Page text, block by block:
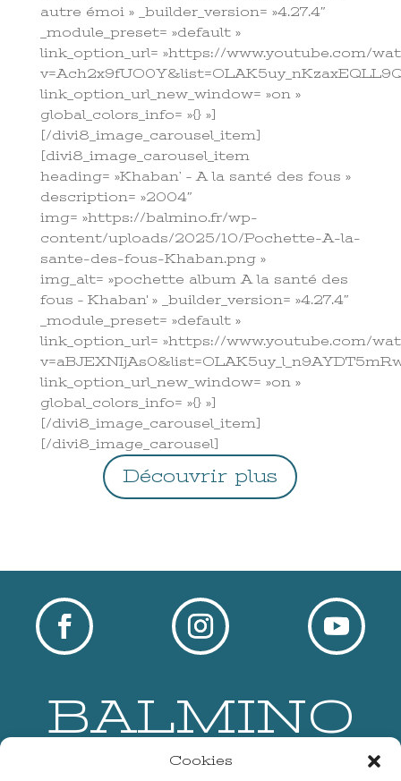
Cookies
autre émoi » _builder_version= »4.27.4″
_module_preset= »default »
link_option_url= »https://www.youtube.com/
link_option_url_new_window= »on »
global_colors_info= »{} »]
[/divi8_image_carousel_item]
[divi8_image_carousel_item
heading= »Khaban’ – A la santé des fous »
description= »2004″
img= »https://balmino.fr/wp-
content/uploads/2025/10/Pochette-A-la-
sante-des-fous-Khaban.png »
img_alt= »pochette album A la santé des
fous – Khaban' » _builder_version= »4.27.4″
_module_preset= »default »
link_option_url= »https://www.youtube.com/
link_option_url_new_window= »on »
global_colors_info= »{} »]
[/divi8_image_carousel_item]
[/divi8_image_carousel]
Découvrir plus
BALMINO
Accueil